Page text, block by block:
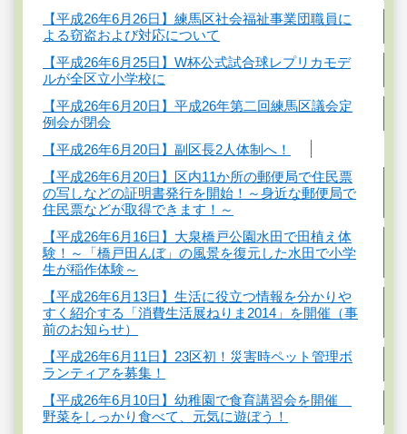
【平成26年6月26日】練馬区社会福祉事業団職員に
よる窃盗および対応について
【平成26年6月25日】W杯公式試合球レプリカモデ
ルが全区立小学校に
【平成26年6月20日】平成26年第二回練馬区議会定
例会が閉会
【平成26年6月20日】副区長2人体制へ！
【平成26年6月20日】区内11か所の郵便局で住民票
の写しなどの証明書発行を開始！～身近な郵便局で
住民票などが取得できます！～
【平成26年6月16日】大泉橋戸公園水田で田植え体
験！～「橋戸田んぼ」の風景を復元した水田で小学
生が稲作体験～
【平成26年6月13日】生活に役立つ情報を分かりや
すく紹介する「消費生活展ねりま2014」を開催（事
前のお知らせ）
【平成26年6月11日】23区初！災害時ペット管理ボ
ランティアを募集！
【平成26年6月10日】幼稚園で食育講習会を開催
野菜をしっかり食べて、元気に遊ぼう！